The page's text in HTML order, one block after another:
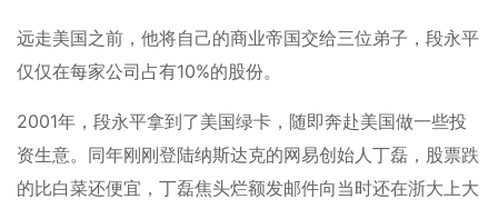
远走美国之前，他将自己的商业帝国交给三位弟子，段永平
仅仅在每家公司占有10%的股份。
2001年，段永平拿到了美国绿卡，随即奔赴美国做一些投
资生意。同年刚刚登陆纳斯达克的网易创始人丁磊，股票跌
的比白菜还便宜，丁磊焦头烂额发邮件向当时还在浙大上大